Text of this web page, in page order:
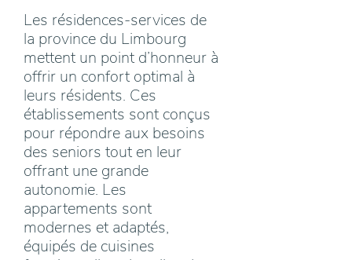
Les résidences-services de
la province du Limbourg
mettent un point d’honneur à
offrir un confort optimal à
leurs résidents. Ces
établissements sont conçus
pour répondre aux besoins
des seniors tout en leur
offrant une grande
autonomie. Les
appartements sont
modernes et adaptés,
équipés de cuisines